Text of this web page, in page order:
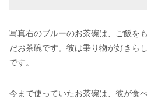
写真右のブルーのお茶碗は、ご飯を
だお茶碗です。彼は乗り物が好きら
です。
今まで使っていたお茶碗は、彼が食